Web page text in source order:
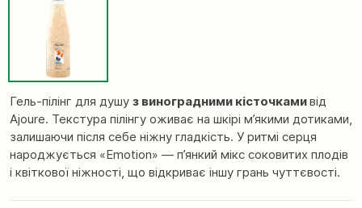
Гель-пілінг для душу з виноградними кісточкамивід
Ajoure. Текстура пілінгу оживає на шкірі м’якими дотиками,
залишаючи після себе ніжну гладкість. У ритмі серця
народжується «Emotion» — п’янкий мікс соковитих плодів
і квіткової ніжності, що відкриває іншу грань чуттєвості.